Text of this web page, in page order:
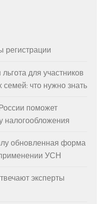
регистрации
для участников
что нужно знать
поможет
налогообложения
обновленная форма
УСН
эксперты